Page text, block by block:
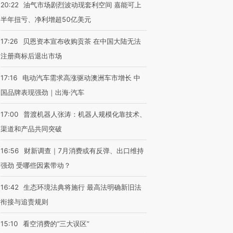
20:22 油气市场剧烈波动现套利空间 嘉能可上
半年扭亏、净利增超50亿美元
17:26
贝恩资本宣布收购贡茶 在中国大陆无法
注册商标后退出市场
17:16
电动汽车需求高涨驱动澳洲车市增长 中
国品牌表现强劲｜出海·汽车
17:00
普渡机器人张涛：机器人规模化靠技术、
渠道和产品共同突破
16:56
财新调查｜7月消费或有反弹、出口维持
强劲 受哪些因素带动？
16:42 生态环境法典将施行 最高法明确新旧法
衔接与追责规则
15:10 看空消费的“三大误区”